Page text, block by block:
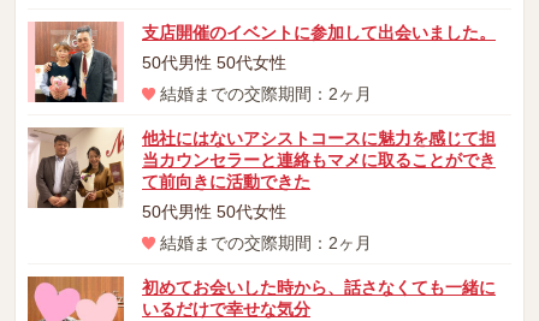
支店開催のイベントに参加して出会いました。
50代男性 50代女性
結婚までの交際期間：2ヶ月
他社にはないアシストコースに魅力を感じて担
当カウンセラーと連絡もマメに取ることができ
て前向きに活動できた
50代男性 50代女性
結婚までの交際期間：2ヶ月
初めてお会いした時から、話さなくても一緒に
いるだけで幸せな気分